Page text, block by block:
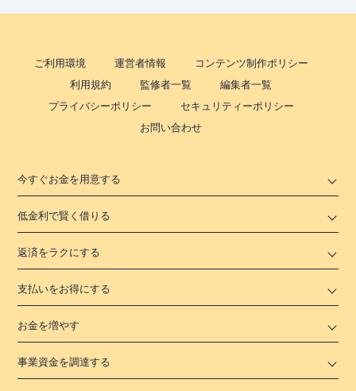
ご利用環境 運営者情報
コンテンツ制作ポリシー
利用規約
監修者一覧
編集者一覧
プライバシーポリシー
セキュリティーポリシー
お問い合わせ
今すぐお金を用意する
低金利で賢く借りる
返済をラクにする
支払いをお得にする
お金を増やす
事業資金を調達する